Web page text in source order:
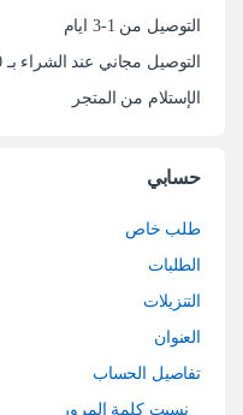
التوصيل من 1-3 ايام
التوصيل مجاني عند الشراء بـ 100$ أو أكثر
الإستلام من المتجر
حسابي
طلب خاص
الطلبات
التنزيلات
العنوان
تفاصيل الحساب
نسيت كلمة المرور